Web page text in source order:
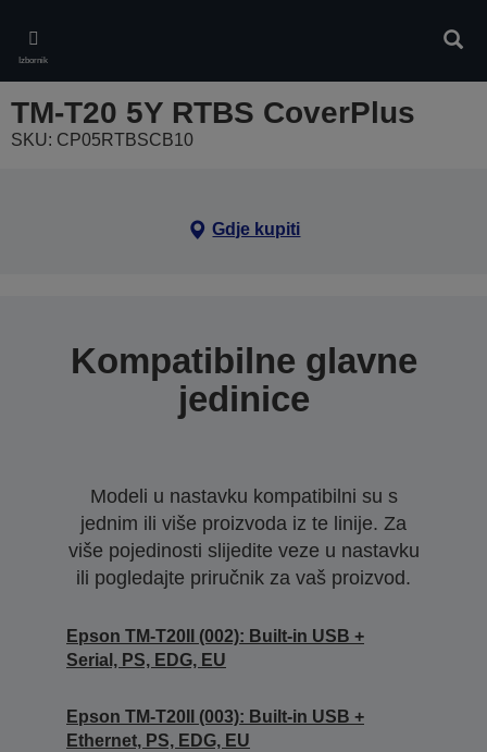
main
content
Izbornik
TM-T20 5Y RTBS CoverPlus
SKU: CP05RTBSCB10
Gdje kupiti
Kompatibilne glavne
jedinice
Modeli u nastavku kompatibilni su s
jednim ili više proizvoda iz te linije. Za
više pojedinosti slijedite veze u nastavku
ili pogledajte priručnik za vaš proizvod.
Epson TM-T20II (002): Built-in USB +
Serial, PS, EDG, EU
Epson TM-T20II (003): Built-in USB +
Ethernet, PS, EDG, EU